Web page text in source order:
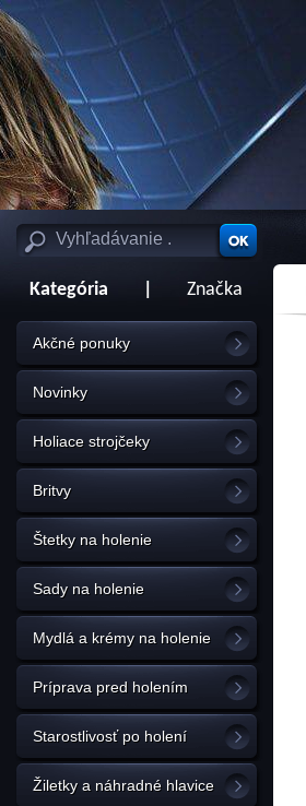
Kategória Značka
Akčné ponuky
Novinky
Holiace strojčeky
Britvy
Štetky na holenie
Sady na holenie
Mydlá a krémy na holenie
Príprava pred holením
Starostlivosť po holení
Žiletky a náhradné hlavice